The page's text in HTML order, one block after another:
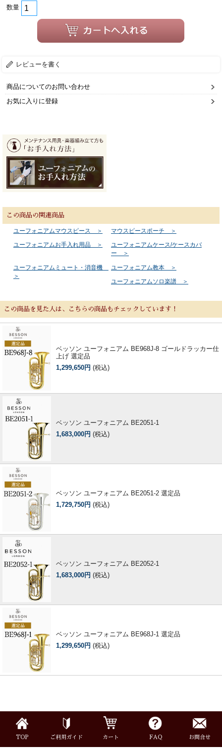
数量
レビューを書く
商品についてのお問い合わせ
お気に入りに登録
この商品の関連商品
ユーフォニアムマウスピース ＞
マウスピースポーチ ＞
ユーフォニアムお手入れ用品 ＞
ユーフォニアムケース/ケースカバ
ー ＞
ユーフォニアムミュート・消音機
＞
ユーフォニアム教本 ＞
ユーフォニアムソロ楽譜 ＞
この商品を見た人は、こちらの商品もチェックしています！
ベッソン ユーフォニアム BE968J-8 ゴールドラッカー仕
上げ 選定品
1,299,650円 (税込)
ベッソン ユーフォニアム BE2051-1
1,683,000円 (税込)
ベッソン ユーフォニアム BE2051-2 選定品
1,729,750円 (税込)
ベッソン ユーフォニアム BE2052-1
1,683,000円 (税込)
ベッソン ユーフォニアム BE968J-1 選定品
1,299,650円 (税込)
TOP ご利用ガイド カート FAQ お問合せ